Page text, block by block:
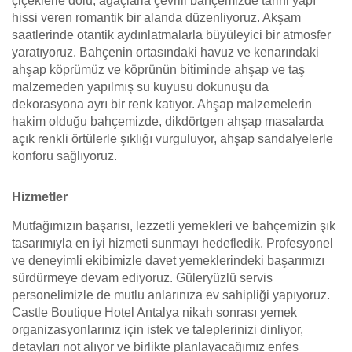
hissi veren romantik bir alanda düzenliyoruz. Akşam
saatlerinde otantik aydınlatmalarla büyüleyici bir atmosfer
yaratıyoruz. Bahçenin ortasındaki havuz ve kenarındaki
ahşap köprümüz ve köprünün bitiminde ahşap ve taş
malzemeden yapılmış su kuyusu dokunuşu da
dekorasyona ayrı bir renk katıyor. Ahşap malzemelerin
hakim olduğu bahçemizde, dikdörtgen ahşap masalarda
açık renkli örtülerle şıklığı vurguluyor, ahşap sandalyelerle
konforu sağlıyoruz.
Hizmetler
Mutfağımızın başarısı, lezzetli yemekleri ve bahçemizin şık
tasarımıyla en iyi hizmeti sunmayı hedefledik. Profesyonel
ve deneyimli ekibimizle davet yemeklerindeki başarımızı
sürdürmeye devam ediyoruz. Güleryüzlü servis
personelimizle de mutlu anlarınıza ev sahipliği yapıyoruz.
Castle Boutique Hotel Antalya nikah sonrası yemek
organizasyonlarınız için istek ve taleplerinizi dinliyor,
detayları not alıyor ve birlikte planlayacağımız enfes